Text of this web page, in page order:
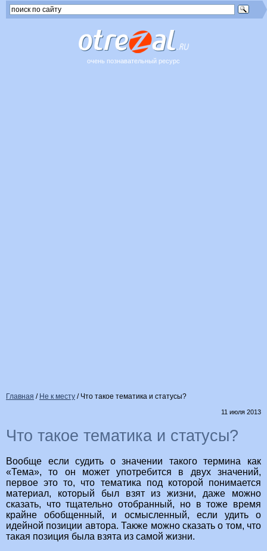
очень познавательный ресурс
Главная / Не к месту / Что такое тематика и статусы?
11 июля 2013
Что такое тематика и статусы?
Вообще если судить о значении такого термина как
«Тема», то он может употребится в двух значений,
первое это то, что тематика под которой понимается
материал, который был взят из жизни, даже можно
сказать, что тщательно отобранный, но в тоже время
крайне обобщенный, и осмысленный, если удить о
идейной позиции автора. Также можно сказать о том, что
такая позиция была взята из самой жизни.